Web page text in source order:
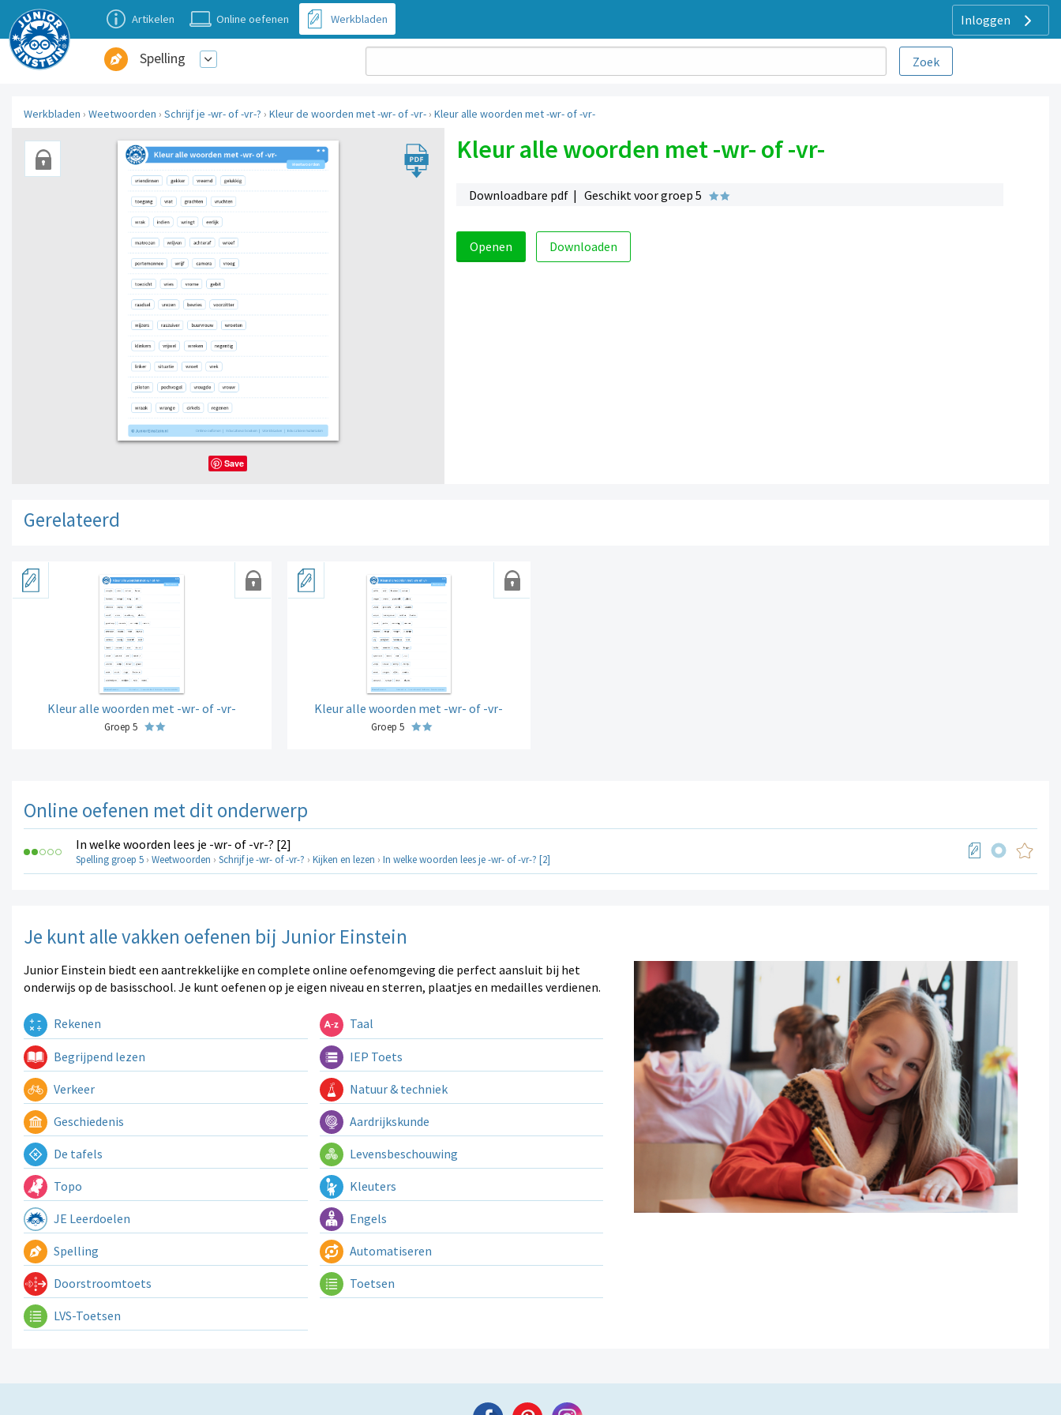
Inloggen
Artikelen Online oefenen Werkbladen
Spelling
Werkbladen › Weetwoorden › Schrijf je -wr- of -vr-? › Kleur de woorden met -wr- of -vr- › Kleur alle woorden met -wr- of -vr-
Kleur alle woorden met -wr- of -vr-
Downloadbare pdf | Geschikt voor groep 5
Openen Downloaden
Save
Gerelateerd
Kleur alle woorden met -wr- of -vr-
Groep 5
Kleur alle woorden met -wr- of -vr-
Groep 5
Online oefenen met dit onderwerp
In welke woorden lees je -wr- of -vr-? [2]
Spelling groep 5 › Weetwoorden › Schrijf je -wr- of -vr-? › Kijken en lezen › In welke woorden lees je -wr- of -vr-? [2]
Je kunt alle vakken oefenen bij Junior Einstein
Junior Einstein biedt een aantrekkelijke en complete online oefenomgeving die perfect aansluit bij het
onderwijs op de basisschool. Je kunt oefenen op je eigen niveau en sterren, plaatjes en medailles verdienen.
Rekenen Taal
Begrijpend lezen IEP Toets
Verkeer Natuur & techniek
Geschiedenis Aardrijkskunde
De tafels Levensbeschouwing
Topo Kleuters
JE Leerdoelen Engels
Spelling Automatiseren
Doorstroomtoets Toetsen
LVS-Toetsen